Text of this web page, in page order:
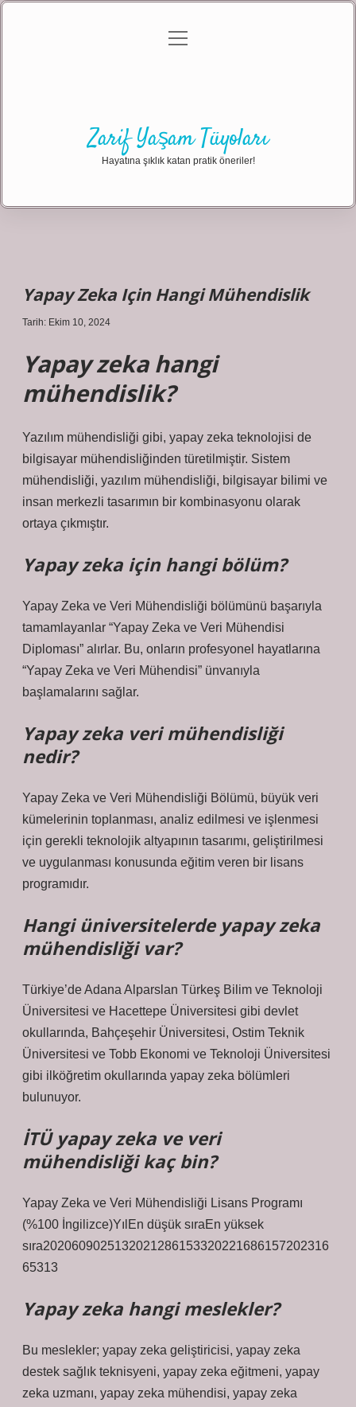
Gizlilik Politikası
menüyü
Zarif Yaşam Tüyoları
Hayatına şıklık katan pratik öneriler!
Yapay Zeka Için Hangi Mühendislik
Tarih: Ekim 10, 2024
Yapay zeka hangi
mühendislik?
Yazılım mühendisliği gibi, yapay zeka teknolojisi de
bilgisayar mühendisliğinden türetilmiştir. Sistem
mühendisliği, yazılım mühendisliği, bilgisayar bilimi ve
insan merkezli tasarımın bir kombinasyonu olarak
ortaya çıkmıştır.
Yapay zeka için hangi bölüm?
Yapay Zeka ve Veri Mühendisliği bölümünü başarıyla
tamamlayanlar “Yapay Zeka ve Veri Mühendisi
Diploması” alırlar. Bu, onların profesyonel hayatlarına
“Yapay Zeka ve Veri Mühendisi” ünvanıyla
başlamalarını sağlar.
Yapay zeka veri mühendisliği
nedir?
Yapay Zeka ve Veri Mühendisliği Bölümü, büyük veri
kümelerinin toplanması, analiz edilmesi ve işlenmesi
için gerekli teknolojik altyapının tasarımı, geliştirilmesi
ve uygulanması konusunda eğitim veren bir lisans
programıdır.
Hangi üniversitelerde yapay zeka
mühendisliği var?
Türkiye’de Adana Alparslan Türkeş Bilim ve Teknoloji
Üniversitesi ve Hacettepe Üniversitesi gibi devlet
okullarında, Bahçeşehir Üniversitesi, Ostim Teknik
Üniversitesi ve Tobb Ekonomi ve Teknoloji Üniversitesi
gibi ilköğretim okullarında yapay zeka bölümleri
bulunuyor.
İTÜ yapay zeka ve veri
mühendisliği kaç bin?
Yapay Zeka ve Veri Mühendisliği Lisans Programı
(%100 İngilizce)YılEn düşük sıraEn yüksek
sıra2020609025132021286153320221686157202316
65313
Yapay zeka hangi meslekler?
Bu meslekler; yapay zeka geliştiricisi, yapay zeka
destek sağlık teknisyeni, yapay zeka eğitmeni, yapay
zeka uzmanı, yapay zeka mühendisi, yapay zeka